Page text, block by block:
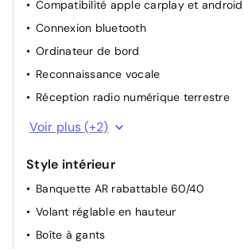
Aide au démarrage en côte
Rétroviseurs rabattables électriquement
Pack Confort: Siège conducteur
Compatibilité apple carplay et
Connexion bluetooth
Ordinateur de bord
Reconnaissance vocale
Réception radio numérique terrestre
Système audio RDS compatible MP3
Voir plus (+2)
Style intérieur
Banquette AR rabattable 60/40
Volant réglable en hauteur
Boîte à gants